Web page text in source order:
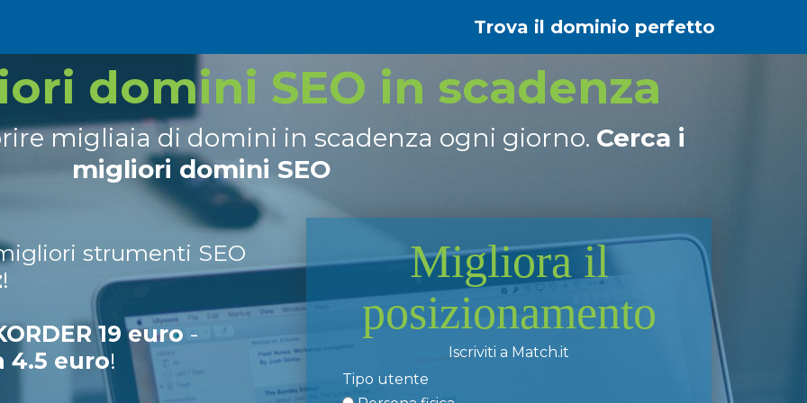
Trova il dominio perfetto
domini SEO in scadenza
migliaia di domini in scadenza ogni giorno. Cerca i
migliori domini SEO
strumenti SEO
!
19 euro -
4.5 euro!
Migliora il
posizionamento
Iscriviti a Match.it
Tipo utente